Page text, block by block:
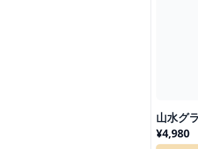
山水グ
¥4,980